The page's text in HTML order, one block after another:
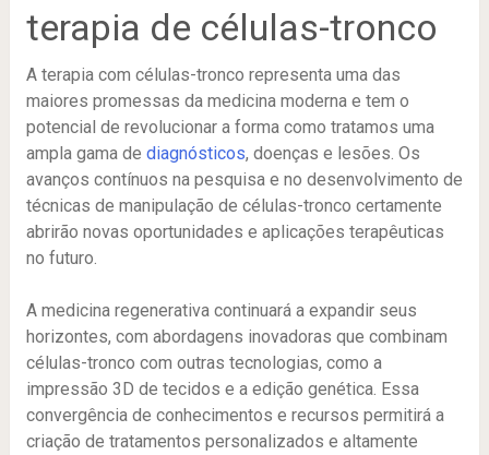
terapia de células-tronco
A terapia com células-tronco representa uma das
maiores promessas da medicina moderna e tem o
potencial de revolucionar a forma como tratamos uma
ampla gama de diagnósticos, doenças e lesões. Os
avanços contínuos na pesquisa e no desenvolvimento de
técnicas de manipulação de células-tronco certamente
abrirão novas oportunidades e aplicações terapêuticas
no futuro.
A medicina regenerativa continuará a expandir seus
horizontes, com abordagens inovadoras que combinam
células-tronco com outras tecnologias, como a
impressão 3D de tecidos e a edição genética. Essa
convergência de conhecimentos e recursos permitirá a
criação de tratamentos personalizados e altamente